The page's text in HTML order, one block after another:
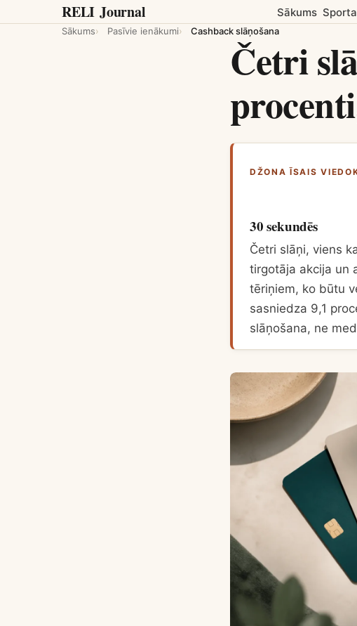
RELI Journal Sākums
Sākums Pasīvie ienākumi Cashback slāņošana
Četri
DŽONA ĪSAIS
30 sekundēs
Četri slāņi, viens
tirgotāja akcija un
tēriņiem, ko būtu
sasniedza 9,1
slāņošana, ne